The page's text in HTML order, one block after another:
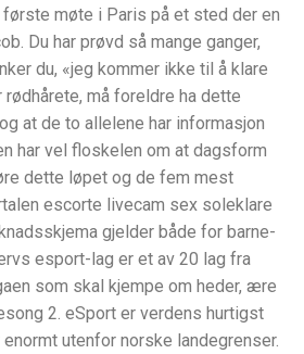
møte i Paris på et sted der en
Du har prøvd så mange ganger,
du, «jeg kommer ikke til å klare
må foreldre ha dette
at de to allelene har informasjon
har vel floskelen om at dagsform
dette løpet og de fem mest
escorte livecam sex soleklare
gjelder både for barne-
esport-lag er et av 20 lag fra
som skal kjempe om heder, ære
2. eSport er verdens hurtigst
utenfor norske landegrenser.